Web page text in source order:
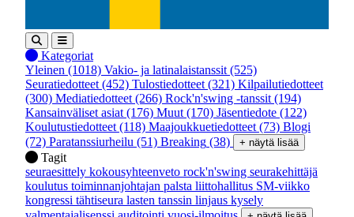
Kategoriat
Yleinen (1018) Vakio- ja latinalaistanssit (525)
Seuratiedotteet (452) Tulostiedotteet (321) Kilpailutiedotteet
(300) Mediatiedotteet (266) Rock'n'swing -tanssit (194)
Kansainväliset asiat (176) Muut (170) Jäsentiedote (122)
Koulutustiedotteet (118) Maajoukkuetiedotteet (73) Blogi
(72) Paratanssiurheilu (51) Breaking (38) + näytä lisää
Tagit
seuraesittely kokousyhteenveto rock'n'swing seurakehittäjä
koulutus toiminnanjohtajan palsta liittohallitus SM-viikko
kongressi tähtiseura lasten tanssin linjaus kysely